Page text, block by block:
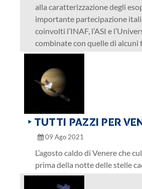
alla caratterizzazione degli
importante partecipazione
coinvolti l’INAF, l’ASI e
combinate con quelle di alcuni
‣ TUTTI PAZZI PER
09 Ago 2021
L’agosto caldo di Venere che
prima della notte delle stelle